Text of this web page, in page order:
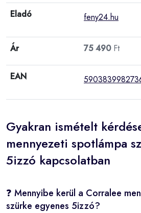
Eladó feny24.hu
Ár 75 490Ft
EAN
Gyakran ismételt
mennyezeti spotlámpa
5izzó kapcsolatban
❓ Mennyibe kerül a Corralee
szürke egyenes 5izzó?